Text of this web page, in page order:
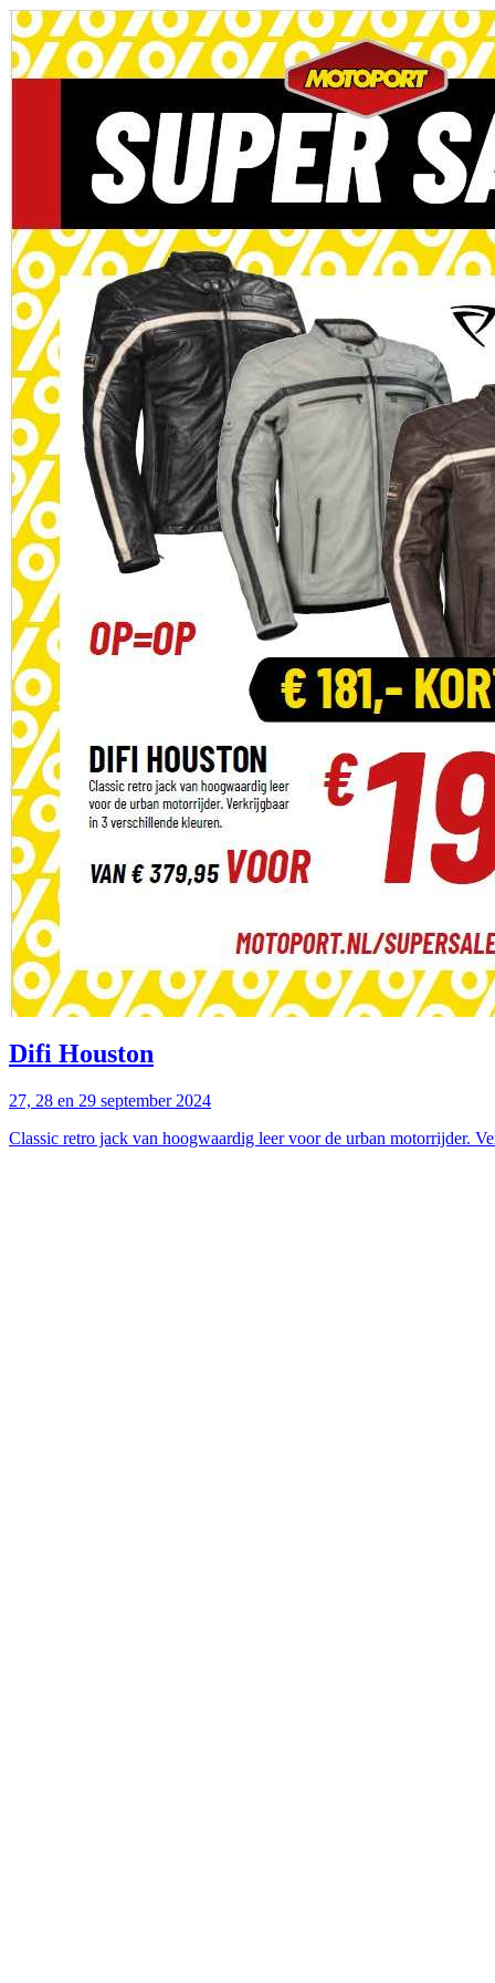
Difi Houston
27, 28 en 29 september 2024
Classic retro jack van hoogwaardig leer voor de urban motorrijder.